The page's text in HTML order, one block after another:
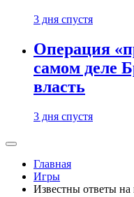
3 дня спустя
Операция
самом деле
власть
3 дня спустя
Главная
Игры
Известны ответы